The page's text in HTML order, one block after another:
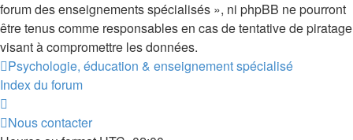
forum des enseignements spécialisés », ni phpBB ne pourront
être tenus comme responsables en cas de tentative de piratage
visant à compromettre les données.
Psychologie, éducation & enseignement spécialisé
Index du forum
Nous contacter